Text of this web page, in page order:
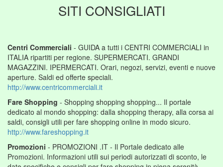
SITI CONSIGLIATI
Centri Commerciali - GUIDA a tutti i CENTRI COMMERCIALI in
ITALIA ripartiti per regione. SUPERMERCATI. GRANDI
MAGAZZINI. IPERMERCATI. Orari, negozi, servizi, eventi e nuove
aperture. Saldi ed offerte speciali.
http://www.centricommerciali.it
Fare Shopping - Shopping shopping shopping... Il portale
dedicato al mondo shopping: dalla shopping therapy, alla corsa ai
saldi, consigli utili per fare shopping online in modo sicuro.
http://www.fareshopping.it
Promozioni - PROMOZIONI .IT - Il Portale dedicato alle
Promozioni. Informazioni utili sui periodi autorizzati di sconto, le